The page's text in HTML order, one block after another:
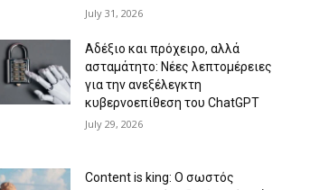
July 31, 2026
Αδέξιο και πρόχειρο, αλλά
ασταμάτητο: Νέες λεπτομέρειες
για την ανεξέλεγκτη
κυβερνοεπίθεση του ChatGPT
July 29, 2026
Content is king: Ο σωστός